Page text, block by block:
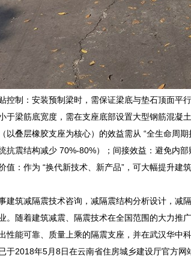
控制：安装预制梁时，需保证梁底与垫石顶面平
于梁筋底宽度，需在支座底部设置大型钢筋混凝
以叠层橡胶支座为核心）的效益需从 “全生命周
抗震结构减少 70%-80%）；间接效益：避免内
值：作为 “换代新技术、新产品”，可大幅提升
建筑减隔震技术咨询，减隔震结构分析设计，减
。随着建筑减震、隔震技术在全国范围的大力推
性能可靠、质量上乘的隔震支座，并在武汉华中
于2018年5月8日在云南省住房城乡建设厅官方网